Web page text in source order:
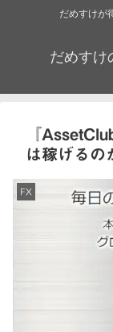
だめすけが
だめすけ
『
は稼げるの
FX